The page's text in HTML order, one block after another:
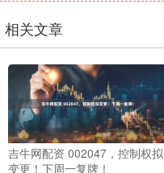
相关文章
吉牛网配资 002047，控制权拟
变更！下周一复牌！